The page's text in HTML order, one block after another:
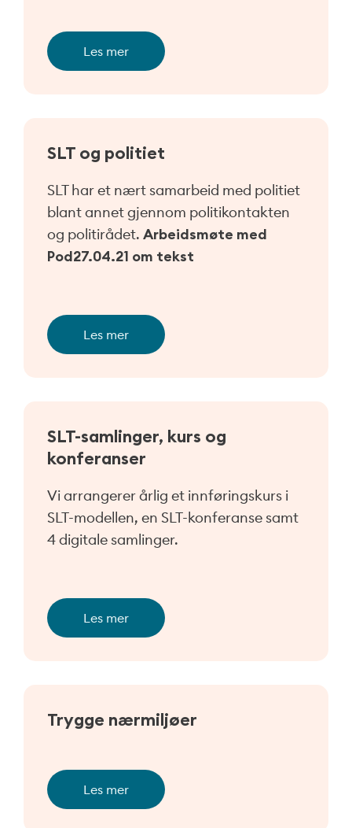
Les mer
SLT og politiet
SLT har et nært samarbeid med politiet
blant annet gjennom politikontakten
og politirådet. Arbeidsmøte med
Pod27.04.21 om tekst
Les mer
SLT-samlinger, kurs og
konferanser
Vi arrangerer årlig et innføringskurs i
SLT-modellen, en SLT-konferanse samt
4 digitale samlinger.
Les mer
Trygge nærmiljøer
Les mer